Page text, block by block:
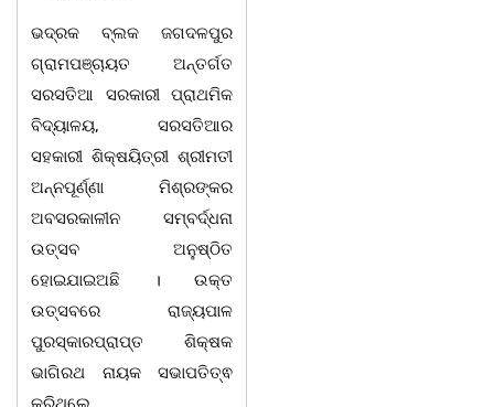
ଭଦ୍ରକ ବ୍ଲକ ଜଗଦଳପୁର
ଗ୍ରାମପଞ୍ଚାୟତ ଅନ୍ତର୍ଗତ
ସରସତିଆ ସରକାରୀ ପ୍ରାଥମିକ
ବିଦ୍ୟାଳୟ, ସରସତିଆର
ସହକାରୀ ଶିକ୍ଷୟିତ୍ରୀ ଶ୍ରୀମତୀ
ଅନ୍ନପୂର୍ଣ୍ଣା ମିଶ୍ରଙ୍କର
ଅବସରକାଳୀନ ସମ୍ବର୍ଦ୍ଧନା
ଉତ୍ସବ ଅନୁଷ୍ଠିତ
ହୋଇଯାଇଅଛି । ଉକ୍ତ
ଉତ୍ସବରେ ରାଜ୍ୟପାଳ
ପୁରସ୍କାରପ୍ରାପ୍ତ ଶିକ୍ଷକ
ଭାଗିରଥ ନାୟକ ସଭାପତିତ୍ଵ